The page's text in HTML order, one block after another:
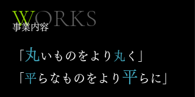
ですか？」とお願いし、その後ろについてＨさ
んの釣りの様子を見せてもらいました。する
を教えて頂き、その後はラインなどでもご指導
をいただいており、私も「次はこれをやってみ
よう」と新しい技術を教えてもらう度に、それ
を試すのが楽しみになってきました。ラインで
WORKS
事業内容
丸 いものをより 丸 く」
平 らなものをより 平 らに」